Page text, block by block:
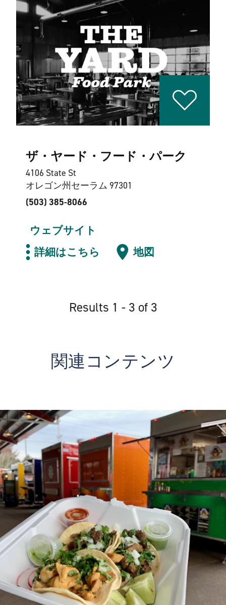
ザ・ヤード・フード・パーク
4106 State St
オレゴン州セーラム 97301
(503) 385-8066
ウェブサイト
詳細はこちら
地図
Results 1 - 3 of 3
関連コンテンツ